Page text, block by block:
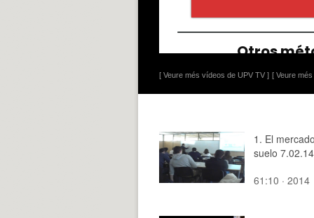
[ Veure més vídeos de UPV TV ] [ Veure
1. El
suelo 7.02.14
61:10 · 2014